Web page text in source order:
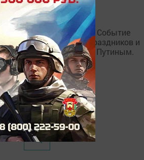
комиссариата
комиссариатов. Событие
профессиональных праздников и
подписан Владимиром Путиным.